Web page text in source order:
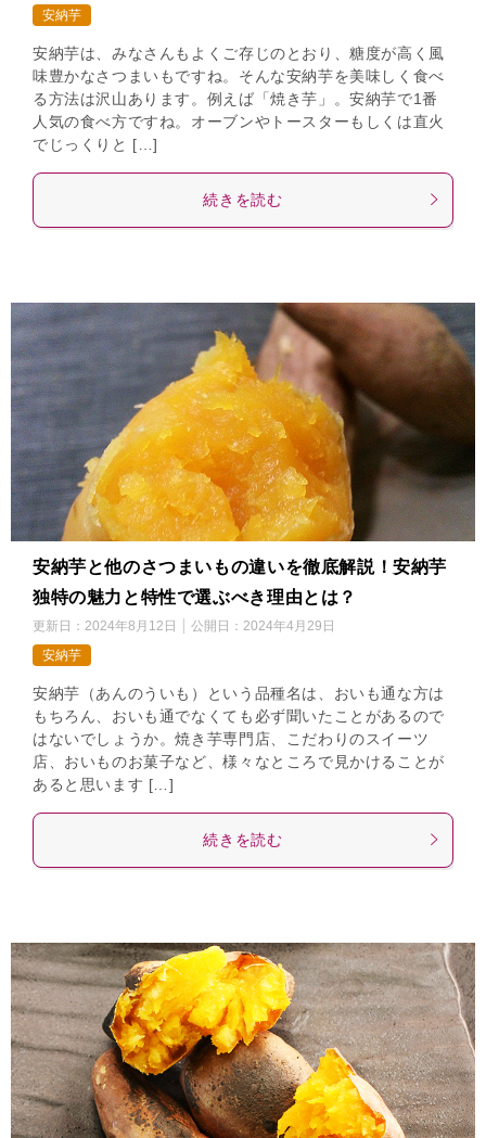
安納芋
安納芋は、みなさんもよくご存じのとおり、糖度が高く風
味豊かなさつまいもですね。そんな安納芋を美味しく食べ
る方法は沢山あります。例えば「焼き芋」。安納芋で1番
人気の食べ方ですね。オーブンやトースターもしくは直火
でじっくりと […]
続きを読む
安納芋と他のさつまいもの違いを徹底解説！安納芋
独特の魅力と特性で選ぶべき理由とは？
更新日： 2024年8月12日 公開日： 2024年4月29日
安納芋
安納芋（あんのういも）という品種名は、おいも通な方は
もちろん、おいも通でなくても必ず聞いたことがあるので
はないでしょうか。焼き芋専門店、こだわりのスイーツ
店、おいものお菓子など、様々なところで見かけることが
あると思います […]
続きを読む